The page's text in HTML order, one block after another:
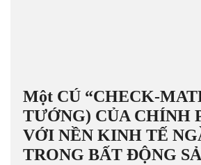
Một CÚ “CHECK-
TƯỚNG) CỦA CHÍNH
VỚI NỀN KINH TẾ
TRONG BẤT ĐỘNG